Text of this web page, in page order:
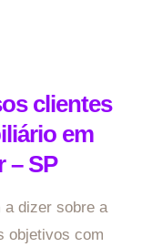
clientes
em
– SP
a dizer sobre a
objetivos com